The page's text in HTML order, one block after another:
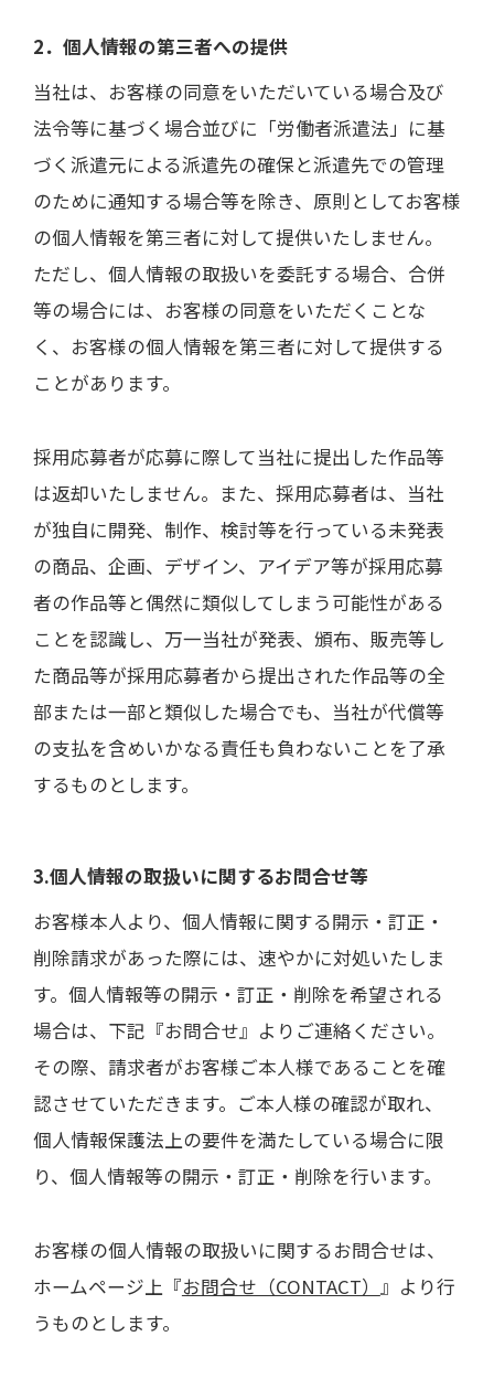
2．個人情報の第三者への提供
当社は、お客様の同意をいただいている場合及び
法令等に基づく場合並びに「労働者派遣法」に基
づく派遣元による派遣先の確保と派遣先での管理
のために通知する場合等を除き、原則としてお客様
の個人情報を第三者に対して提供いたしません。
ただし、個人情報の取扱いを委託する場合、合併
等の場合には、お客様の同意をいただくことな
く、お客様の個人情報を第三者に対して提供する
ことがあります。
採用応募者が応募に際して当社に提出した作品等
は返却いたしません。また、採用応募者は、当社
が独自に開発、制作、検討等を行っている未発表
の商品、企画、デザイン、アイデア等が採用応募
者の作品等と偶然に類似してしまう可能性がある
ことを認識し、万一当社が発表、頒布、販売等し
た商品等が採用応募者から提出された作品等の全
部または一部と類似した場合でも、当社が代償等
の支払を含めいかなる責任も負わないことを了承
するものとします。
3.個人情報の取扱いに関するお問合せ等
お客様本人より、個人情報に関する開示・訂正・
削除請求があった際には、速やかに対処いたしま
す。個人情報等の開示・訂正・削除を希望される
場合は、下記『お問合せ』よりご連絡ください。
その際、請求者がお客様ご本人様であることを確
認させていただきます。ご本人様の確認が取れ、
個人情報保護法上の要件を満たしている場合に限
り、個人情報等の開示・訂正・削除を行います。
お客様の個人情報の取扱いに関するお問合せは、
ホームページ上『お問合せ（CONTACT）
』より行
うものとします。